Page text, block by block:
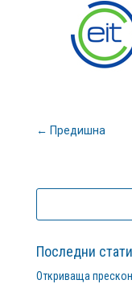
← Предишна
Последни
Откриваща